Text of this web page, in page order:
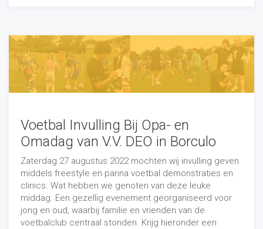
Voetbal Invulling Bij Opa- en
Omadag van V.V. DEO in Borculo
Zaterdag 27 augustus 2022 mochten wij invulling geven
middels freestyle en panna voetbal demonstraties en
clinics. Wat hebben we genoten van deze leuke
middag. Een gezellig evenement georganiseerd voor
jong en oud, waarbij familie en vrienden van de
voetbalclub centraal stonden. Krijg hieronder een